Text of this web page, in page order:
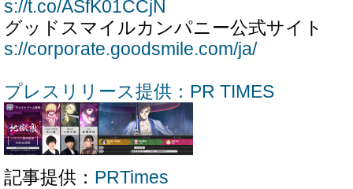
s://t.co/ASfK01CCjN
グッドスマイルカンパニー
s://corporate.goodsmile.com/ja/
プレスリリース提供：PR TIMES
記事提供： PRTimes